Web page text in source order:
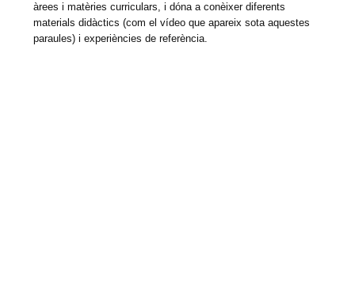
àrees i matèries curriculars, i dóna a conèixer diferents
materials didàctics (com el vídeo que apareix sota aquestes
paraules) i experiències de referència.